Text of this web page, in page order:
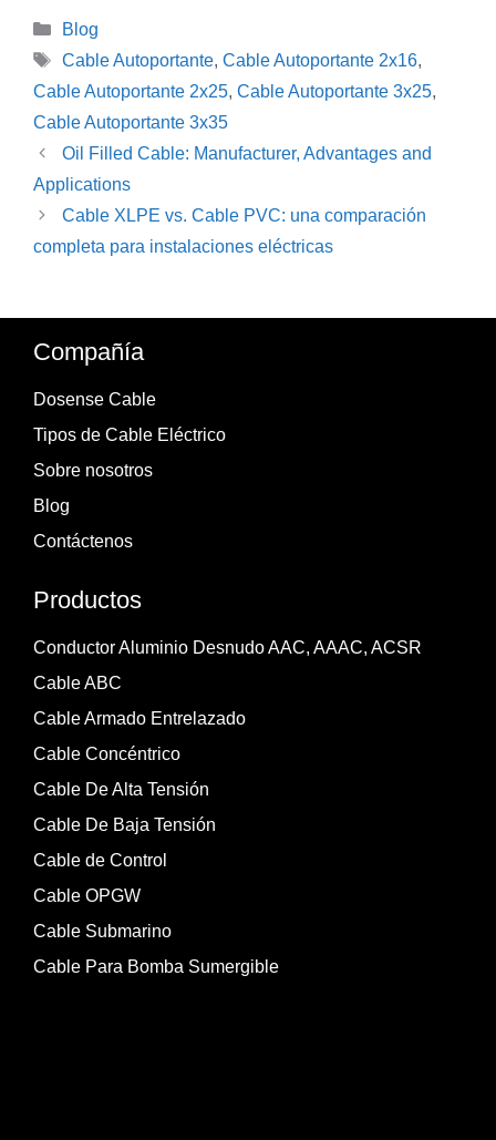
Categorías
Blog
Etiquetas
Cable Autoportante, Cable Autoportante 2x16,
Cable Autoportante 2x25, Cable Autoportante 3x25,
Cable Autoportante 3x35
Oil Filled Cable: Manufacturer, Advantages and
Applications
Cable XLPE vs. Cable PVC: una comparación
completa para instalaciones eléctricas
Compañía
Dosense Cable
Tipos de Cable Eléctrico
Sobre nosotros
Blog
Contáctenos
Productos
Conductor Aluminio Desnudo AAC, AAAC, ACSR
Cable ABC
Cable Armado Entrelazado
Cable Concéntrico
Cable De Alta Tensión
Cable De Baja Tensión
Cable de Control
Cable OPGW
Cable Submarino
Cable Para Bomba Sumergible